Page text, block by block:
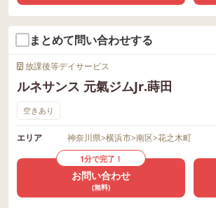
まとめて問い合わせする
放課後等デイサービス
ルネサンス 元氣ジムJr.蒔田
空きあり
エリア 神奈川県>横浜市>南区>花之木町
1分で完了！
お問い合わせ
(無料)